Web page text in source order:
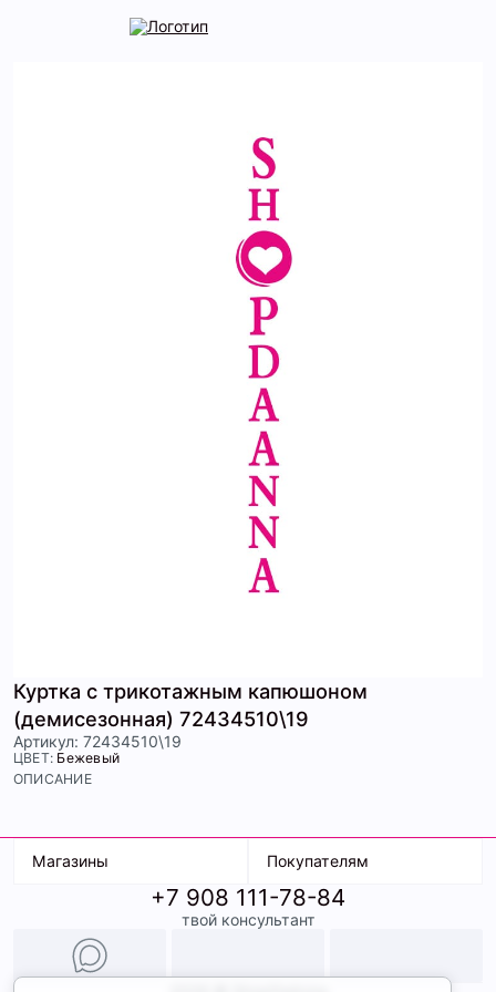
Куртка с трикотажным капюшоном
(демисезонная) 72434510\19
Артикул: 72434510\19
ЦВЕТ: Бежевый
ОПИСАНИЕ
Магазины
ТК Терминал
ТРК Континент
Покупателям
Доставка
Условия оплаты
Образы
+7 908 111-78-84
твой консультант